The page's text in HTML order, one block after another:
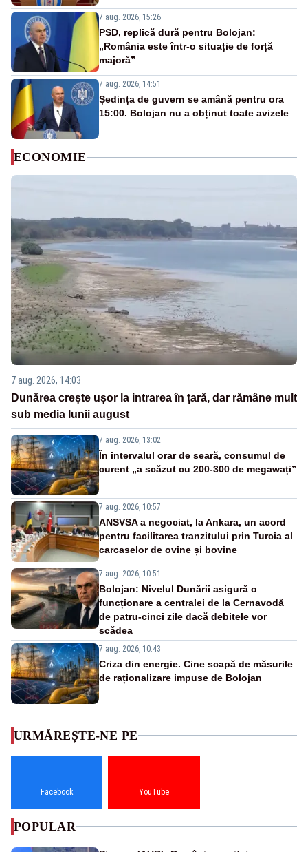
7 aug. 2026, 15:26
PSD, replică dură pentru Bolojan:
„România este într-o situație de forță
majoră”
7 aug. 2026, 14:51
Ședința de guvern se amână pentru ora
15:00. Bolojan nu a obținut toate avizele
ECONOMIE
7 aug. 2026, 14:03
Dunărea crește ușor la intrarea în țară, dar rămâne mult
sub media lunii august
7 aug. 2026, 13:02
În intervalul orar de seară, consumul de
curent „a scăzut cu 200-300 de megawați”
7 aug. 2026, 10:57
ANSVSA a negociat, la Ankara, un acord
pentru facilitarea tranzitului prin Turcia al
carcaselor de ovine și bovine
7 aug. 2026, 10:51
Bolojan: Nivelul Dunării asigură o
funcționare a centralei de la Cernavodă
de patru-cinci zile dacă debitele vor
scădea
7 aug. 2026, 10:43
Criza din energie. Cine scapă de măsurile
de raționalizare impuse de Bolojan
URMĂREȘTE-NE PE
Facebook YouTube
POPULAR